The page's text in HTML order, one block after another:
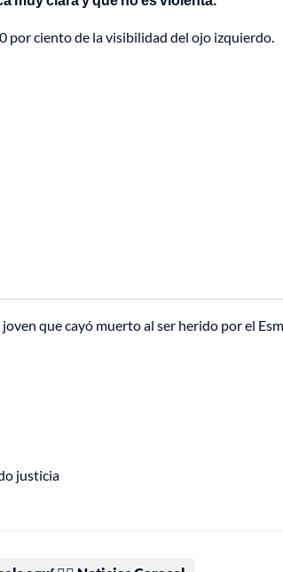
por ciento de la visibilidad del ojo izquierdo.
que cayó muerto al ser herido por el
justicia